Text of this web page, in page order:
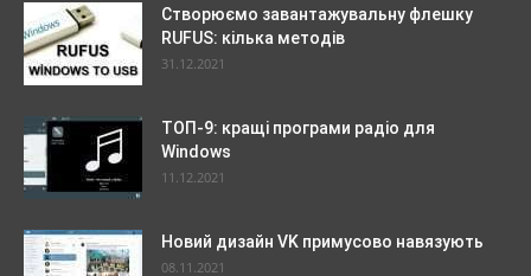
Створюємо завантажувальну флешку
RUFUS: кілька методів
31.12.2021
ТОП-9: кращі програми радіо для
Windows
11.12.2021
Новий дизайн VK примусово навязують
08.11.2021